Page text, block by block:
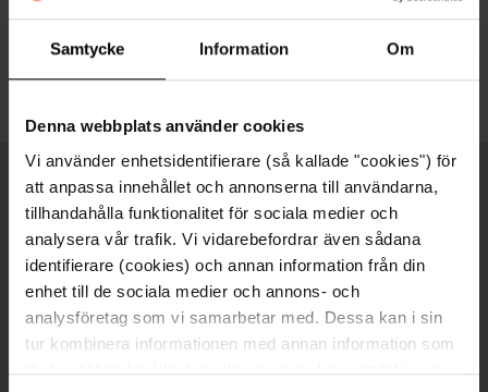
Samtycke Information Om
Denna webbplats använder cookies
Vi använder enhetsidentifierare (så kallade "cookies") för
att anpassa innehållet och annonserna till användarna,
tillhandahålla funktionalitet för sociala medier och
analysera vår trafik. Vi vidarebefordrar även sådana
identifierare (cookies) och annan information från din
enhet till de sociala medier och annons- och
analysföretag som vi samarbetar med. Dessa kan i sin
tur kombinera informationen med annan information som
du har tillhandahållit dem eller som de har samlat in när
finns i Sjöhistoriska museets samlingar.
Fakta
Djup
5-10 meter
Byggd
1782